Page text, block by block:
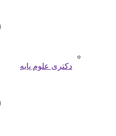
دکتری علوم پایه